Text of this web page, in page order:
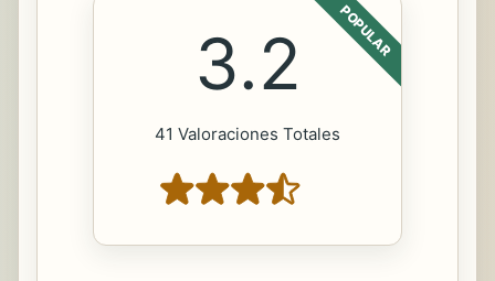
POPULAR
3.2
41 Valoraciones Totales